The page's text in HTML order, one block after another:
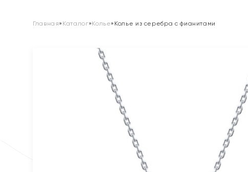
Главная» Каталог»Колье» Колье из серебра с фианитами